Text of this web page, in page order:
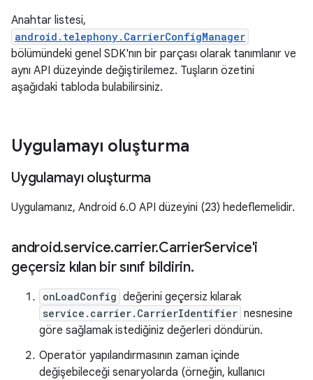
Anahtar listesi,
android.telephony.CarrierConfigManager
bölümündeki genel SDK'nın bir parçası olarak tanımlanır ve
aynı API düzeyinde değiştirilemez. Tuşların özetini
aşağıdaki tabloda bulabilirsiniz.
Uygulamayı oluşturma
Uygulamayı oluşturma
Uygulamanız, Android 6.0 API düzeyini (23) hedeflemelidir.
android.service.carrier.CarrierService'i
geçersiz kılan bir sınıf bildirin.
onLoadConfig değerini geçersiz kılarak
service.carrier.CarrierIdentifier nesnesine
göre sağlamak istediğiniz değerleri döndürün.
Operatör yapılandırmasının zaman içinde
değişebileceği senaryolarda (örneğin, kullanıcı